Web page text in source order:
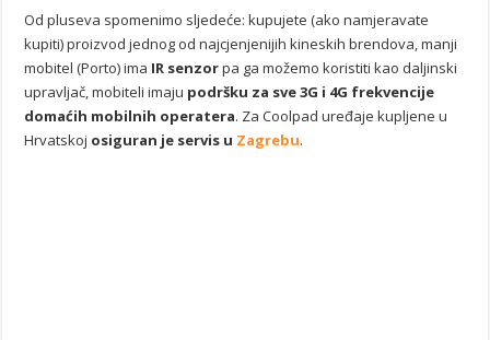
Od pluseva spomenimo sljedeće: kupujete (ako namjeravate
kupiti) proizvod jednog od najcjenjenijih kineskih brendova, manji
mobitel (Porto) ima IR senzorpa ga možemo koristiti kao daljinski
upravljač, mobiteli imaju podršku za sve 3G i 4G frekvencije
domaćih mobilnih operatera. Za Coolpad uređaje kupljene u
Hrvatskoj osiguran je servis u Zagrebu.